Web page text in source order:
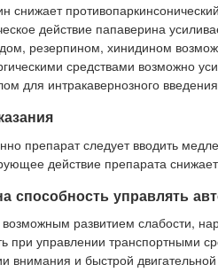
снижает
действие папаверина
резерпином, хинидином
средствами возможно
для интракавернозного
препарат следует вводить
действие препарата
способность управлять
возможным развитием слабости,
при управлении транспортными
внимания и быстрой